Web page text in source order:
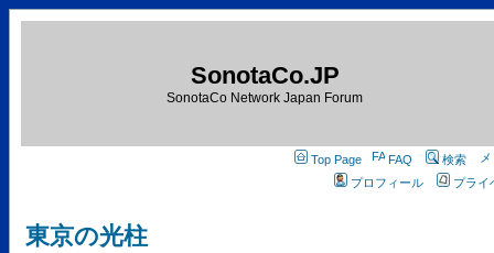
SonotaCo.JP
SonotaCo Network Japan Forum
Top Page FAQ
検索
プロフィール
プライ
東京の光柱